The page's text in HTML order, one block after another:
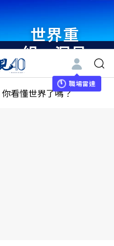
世界重
組・洞見
未來 與
世界領袖
職場雷達
你看懂世界了嗎？